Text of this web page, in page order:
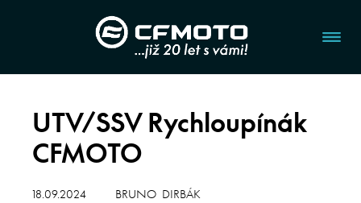
UTV/SSV Rychloupínák
CFMOTO
18.09.2024 BRUNO DIRBÁK